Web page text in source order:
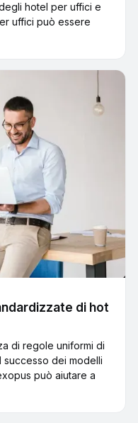
hotel per uffici e
uffici può essere
di hot
di regole uniformi di
dei modelli
può aiutare a